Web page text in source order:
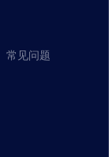
常见问题